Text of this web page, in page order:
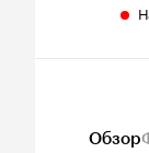
Обзор